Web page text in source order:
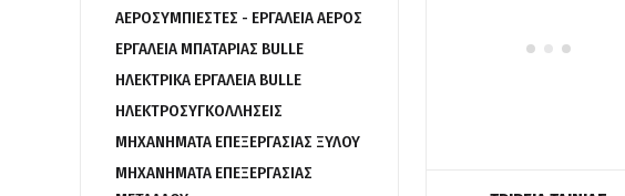
ΑΕΡΟΣΥΜΠΙΕΣΤΕΣ - ΕΡΓΑΛΕΙΑ ΑΕΡΟΣ
ΕΡΓΑΛΕΙΑ ΜΠΑΤΑΡΙΑΣ BULLE
ΗΛΕΚΤΡΙΚΑ ΕΡΓΑΛΕΙΑ BULLE
ΗΛΕΚΤΡΟΣΥΓΚΟΛΛΗΣΕΙΣ
ΜΗΧΑΝΗΜΑΤΑ ΕΠΕΞΕΡΓΑΣΙΑΣ ΞΥΛΟΥ
ΜΗΧΑΝΗΜΑΤΑ ΕΠΕΞΕΡΓΑΣΙΑΣ